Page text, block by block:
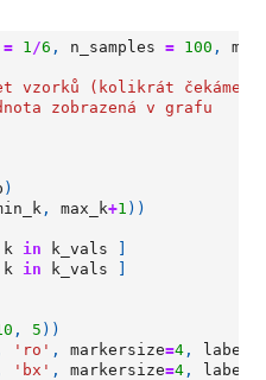
= 1/6 , n_samples = 100 ,
vzorků (kolikrát čekáme
zobrazená v grafu
)
, max_k+1 ))
k in k_vals
k in k_vals
, 5 ))
'ro' , markersize=4 , label
'bx' , markersize=4 , label